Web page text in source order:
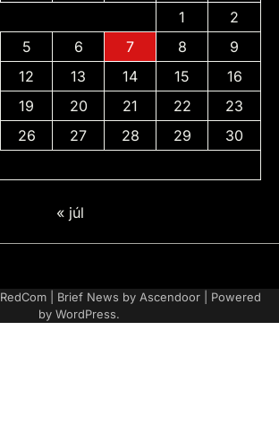
1
2
5 6 7 8
9
12 13 14 15
16
19 20 21 22
23
26 27 28 29
30
« júl
irányelvek
RedCom | Brief News by Ascendoor | Powered
by WordPress.